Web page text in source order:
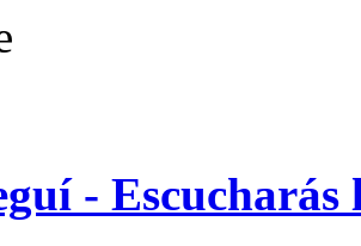
- Escucharás